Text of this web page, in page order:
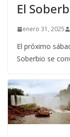
El
enero 31, 2025
El próximo
Soberbio se